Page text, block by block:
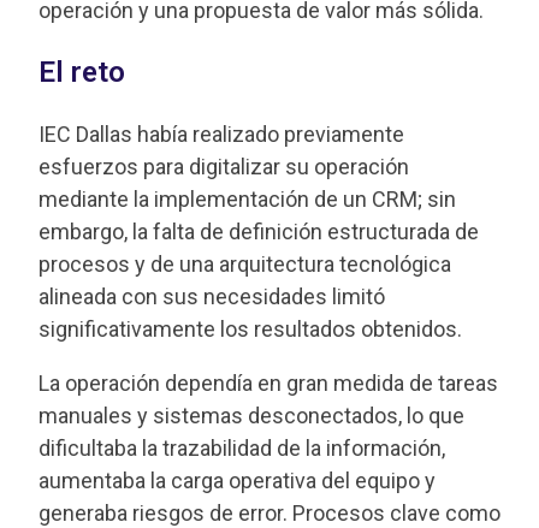
operación y una propuesta de valor más sólida.
El reto
IEC Dallas había realizado previamente
esfuerzos para digitalizar su operación
mediante la implementación de un CRM; sin
embargo, la falta de definición estructurada de
procesos y de una arquitectura tecnológica
alineada con sus necesidades limitó
significativamente los resultados obtenidos.
La operación dependía en gran medida de tareas
manuales y sistemas desconectados, lo que
dificultaba la trazabilidad de la información,
aumentaba la carga operativa del equipo y
generaba riesgos de error. Procesos clave como